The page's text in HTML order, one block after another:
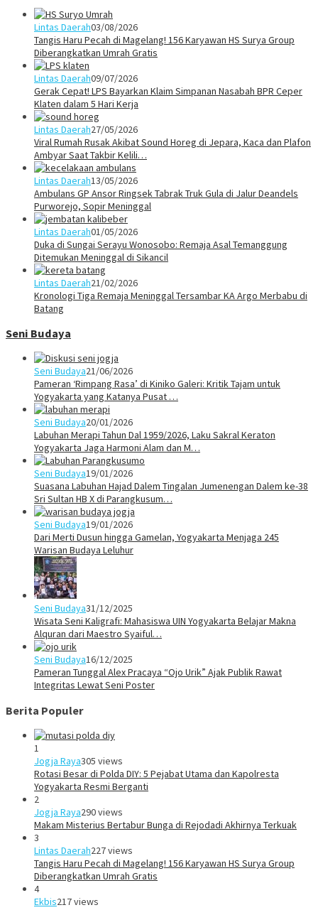
Lintas Daerah03/08/2026
Tangis Haru Pecah di Magelang! 156 Karyawan HS Surya Group
Diberangkatkan Umrah Gratis
Lintas Daerah09/07/2026
Gerak Cepat! LPS Bayarkan Klaim Simpanan Nasabah BPR Ceper
Klaten dalam 5 Hari Kerja
Lintas Daerah27/05/2026
Viral Rumah Rusak Akibat Sound Horeg di Jepara, Kaca dan Plafon
Ambyar Saat Takbir Kelili…
Lintas Daerah13/05/2026
Ambulans GP Ansor Ringsek Tabrak Truk Gula di Jalur Deandels
Purworejo, Sopir Meninggal
Lintas Daerah01/05/2026
Duka di Sungai Serayu Wonosobo: Remaja Asal Temanggung
Ditemukan Meninggal di Sikancil
Lintas Daerah21/02/2026
Kronologi Tiga Remaja Meninggal Tersambar KA Argo Merbabu di
Batang
Seni Budaya
Seni Budaya21/06/2026
Pameran ‘Rimpang Rasa’ di Kiniko Galeri: Kritik Tajam untuk
Yogyakarta yang Katanya Pusat …
Seni Budaya20/01/2026
Labuhan Merapi Tahun Dal 1959/2026, Laku Sakral Keraton
Yogyakarta Jaga Harmoni Alam dan M…
Seni Budaya19/01/2026
Suasana Labuhan Hajad Dalem Tingalan Jumenengan Dalem ke-38
Sri Sultan HB X di Parangkusum…
Seni Budaya19/01/2026
Dari Merti Dusun hingga Gamelan, Yogyakarta Menjaga 245
Warisan Budaya Leluhur
Seni Budaya31/12/2025
Wisata Seni Kaligrafi: Mahasiswa UIN Yogyakarta Belajar Makna
Alquran dari Maestro Syaiful…
Seni Budaya16/12/2025
Pameran Tunggal Alex Pracaya “Ojo Urik” Ajak Publik Rawat
Integritas Lewat Seni Poster
Berita Populer
1
Jogja Raya305 views
Rotasi Besar di Polda DIY: 5 Pejabat Utama dan Kapolresta
Yogyakarta Resmi Berganti
2
Jogja Raya290 views
Makam Misterius Bertabur Bunga di Rejodadi Akhirnya Terkuak
3
Lintas Daerah227 views
Tangis Haru Pecah di Magelang! 156 Karyawan HS Surya Group
Diberangkatkan Umrah Gratis
4
Ekbis217 views